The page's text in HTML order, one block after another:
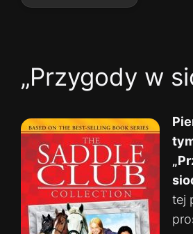
„Przygody w
tej